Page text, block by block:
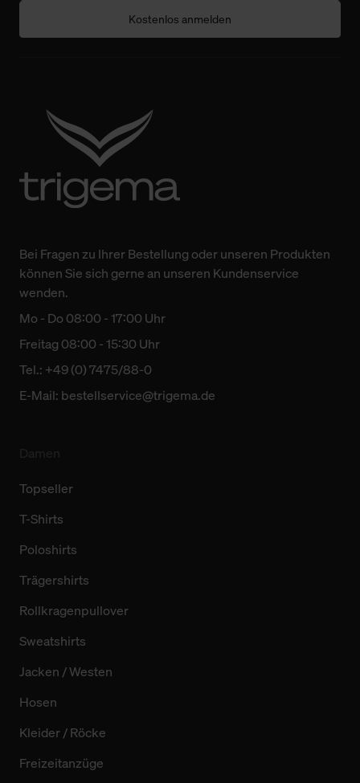
Kostenlos anmelden
Bei Fragen zu Ihrer Bestellung oder unseren Produkten
können Sie sich gerne an unseren Kundenservice
wenden.
Mo - Do 08:00 - 17:00 Uhr
Freitag 08:00 - 15:30 Uhr
Tel.: +49 (0) 7475/88-0
E-Mail: bestellservice@trigema.de
Topseller
T-Shirts
Poloshirts
Trägershirts
Rollkragenpullover
Sweatshirts
Jacken / Westen
Hosen
Kleider / Röcke
Freizeitanzüge